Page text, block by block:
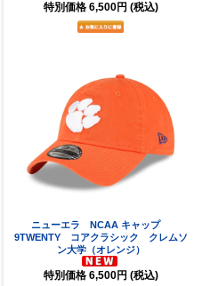
特別価格 6,500円 (税込)
ニューエラ NCAA キャップ
9TWENTY コアクラシック クレムソ
ン大学（オレンジ）
特別価格 6,500円 (税込)